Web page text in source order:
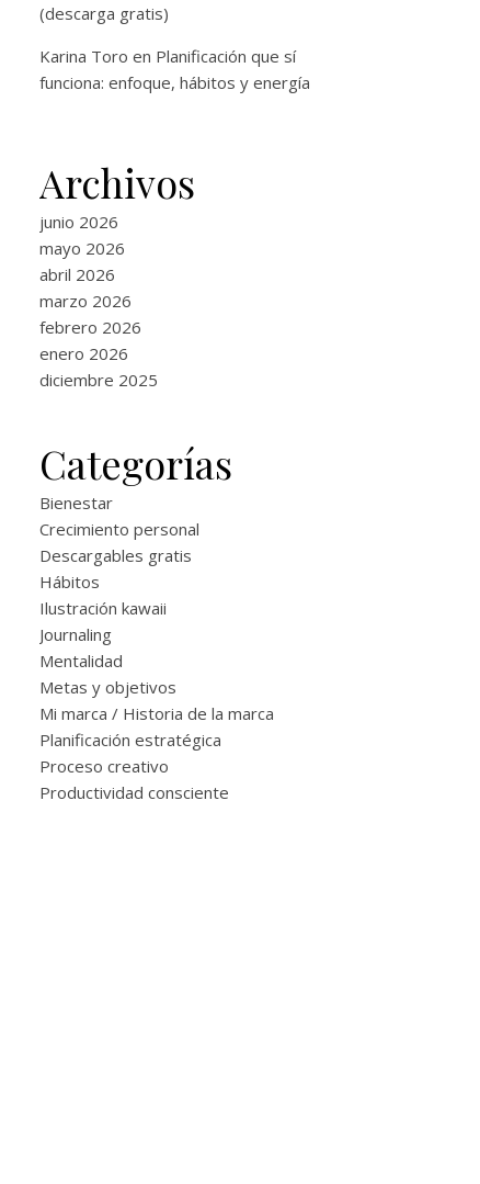
(descarga gratis)
Karina Toro en Planificación que sí
funciona: enfoque, hábitos y energía
Archivos
junio 2026
mayo 2026
abril 2026
marzo 2026
febrero 2026
enero 2026
diciembre 2025
Categorías
Bienestar
Crecimiento personal
Descargables gratis
Hábitos
Ilustración kawaii
Journaling
Mentalidad
Metas y objetivos
Mi marca / Historia de la marca
Planificación estratégica
Proceso creativo
Productividad consciente